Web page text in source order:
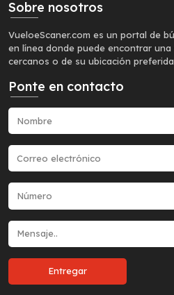
Sobre nosotros
VueloeScaner.com es un portal de
en línea donde puede encontrar
cercanos o de su ubicación
Ponte en contacto